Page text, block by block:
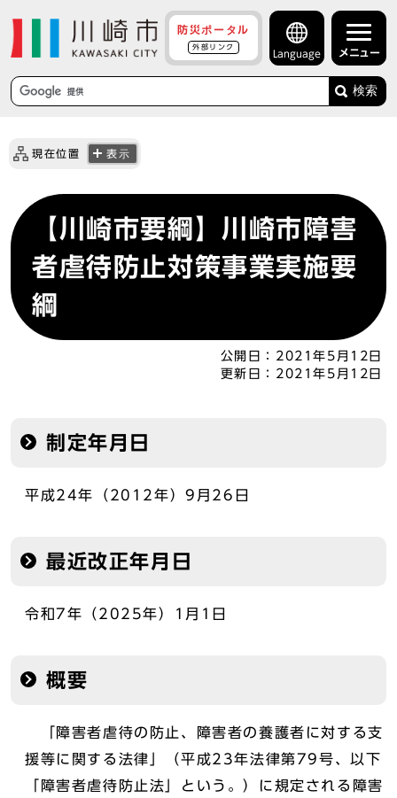
防災ポータル
外部リンク
Language メニュー
検索
現在位置 表示
【川崎市要綱】川崎市障害
者虐待防止対策事業実施要
綱
公開日： 2021年5月12日
更新日： 2021年5月12日
制定年月日
平成24年（2012年）9月26日
最近改正年月日
令和7年（2025年）1月1日
概要
「障害者虐待の防止、障害者の養護者に対する支
援等に関する法律」（平成23年法律第79号、以下
「障害者虐待防止法」という。）に規定される障害